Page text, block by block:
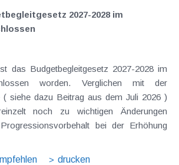
2027-2028 im
das Budgetbegleitgesetz 2027-2028 im
worden. Verglichen mit der
( siehe dazu Beitrag aus dem Juli 2026 )
noch zu wichtigen Änderungen
drucken